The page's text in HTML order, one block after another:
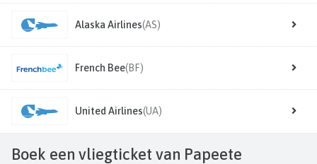
Alaska Airlines(AS)
French Bee(BF)
United Airlines(UA)
Boek een vliegticket van Papeete